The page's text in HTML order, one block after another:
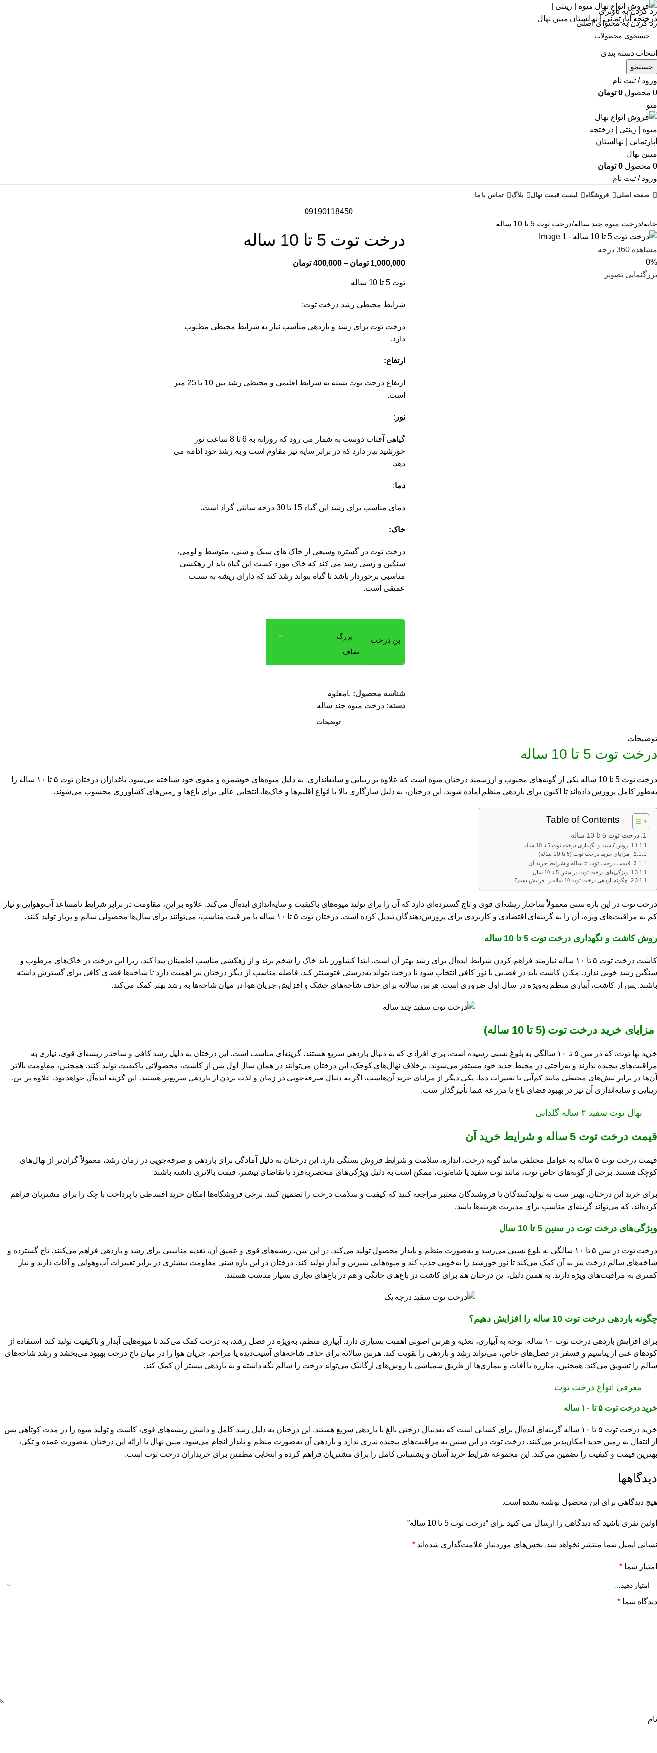
رد کردن به ناوبری
رد کردن به محتوای اصلی
انتخاب دسته بندی
جستجو
ورود / ثبت نام
0 محصول 0 تومان
منو
0 محصول 0 تومان
ورود / ثبت نام
صفحه اصلی فروشگاه لیست قیمت نهال بلاگ تماس با ما
09190118450
خانه درخت میوه چند ساله درخت توت 5 تا 10 ساله
مشاهده 360 درجه
0%
بزرگنمایی تصویر
درخت توت 5 تا 10 ساله
1,000,000 تومان –
400,000 تومان
توت 5 تا 10 ساله
شرایط محیطی رشد درخت توت:
درخت توت برای رشد و باردهی مناسب نیاز به شرایط محیطی مطلوب
دارد.
ارتفاع:
ارتفاع درخت توت بسته به شرایط اقلیمی و محیطی رشد بین 10 تا 25 متر
است.
نور:
گیاهی آفتاب دوست به شمار می رود که روزانه به 6 تا 8 ساعت نور
خورشید نیاز دارد که در برابر سایه نیز مقاوم است و به رشد خود ادامه می
دهد.
دما:
دمای مناسب برای رشد این گیاه 15 تا 30 درجه سانتی گراد است.
خاک:
درخت توت در گستره وسیعی از خاک های سبک و شنی، متوسط و لومی،
سنگین و رسی رشد می کند که خاک مورد کشت این گیاه باید از زهکشی
مناسبی برخوردار باشد تا گیاه بتواند رشد کند که دارای ریشه به نسبت
عمیقی است.
بن درخت
صاف
شناسه محصول: نامعلوم
دسته: درخت میوه چند ساله
توضیحات
توضیحات
درخت توت 5 تا 10 ساله
درخت توت 5 تا 10 ساله یکی از گونه‌های محبوب و ارزشمند درختان میوه است که علاوه بر زیبایی و سایه‌اندازی، به دلیل میوه‌های خوشمزه و مقوی خود شناخته می‌شود. باغداران درختان توت ۵ تا ۱۰ ساله را
به‌طور کامل پرورش داده‌اند تا اکنون برای باردهی منظم آماده شوند. این درختان، به دلیل سازگاری بالا با انواع اقلیم‌ها و خاک‌ها، انتخابی عالی برای باغ‌ها و زمین‌های کشاورزی محسوب می‌شوند.
Table of Contents
درخت توت 5 تا 10 ساله
روش کاشت و نگهداری درخت توت 5 تا 10 ساله
مزایای خرید درخت توت (5 تا 10 ساله)
قیمت درخت توت 5 ساله و شرایط خرید آن
ویژگی‌های درخت توت در سنین 5 تا 10 سال
چگونه باردهی درخت توت 10 ساله را افزایش دهیم؟
درخت توت در این بازه سنی معمولاً ساختار ریشه‌ای قوی و تاج گسترده‌ای دارد که آن را برای تولید میوه‌های باکیفیت و سایه‌اندازی ایده‌آل می‌کند. علاوه بر این، مقاومت در برابر شرایط نامساعد آب‌وهوایی و نیاز
کم به مراقبت‌های ویژه، آن را به گزینه‌ای اقتصادی و کاربردی برای پرورش‌دهندگان تبدیل کرده است. درختان توت ۵ تا ۱۰ ساله با مراقبت مناسب، می‌توانند برای سال‌ها محصولی سالم و پربار تولید کنند.
روش کاشت و نگهداری درخت توت 5 تا 10 ساله
کاشت درخت توت ۵ تا ۱۰ ساله نیازمند فراهم کردن شرایط ایده‌آل برای رشد بهتر آن است. ابتدا کشاورز باید خاک را شخم بزند و از زهکشی مناسب اطمینان پیدا کند، زیرا این درخت در خاک‌های مرطوب و
سنگین رشد خوبی ندارد. مکان کاشت باید در فضایی با نور کافی انتخاب شود تا درخت بتواند به‌درستی فتوسنتز کند. فاصله مناسب از دیگر درختان نیز اهمیت دارد تا شاخه‌ها فضای کافی برای گسترش داشته
باشند. پس از کاشت، آبیاری منظم به‌ویژه در سال اول ضروری است. هرس سالانه برای حذف شاخه‌های خشک و افزایش جریان هوا در میان شاخه‌ها به رشد بهتر کمک می‌کند.
مزایای خرید درخت توت (5 تا 10 ساله)
خرید نها توت، که در سن ۵ تا ۱۰ سالگی به بلوغ نسبی رسیده است، برای افرادی که به دنبال باردهی سریع هستند، گزینه‌ای مناسب است. این درختان به دلیل رشد کافی و ساختار ریشه‌ای قوی، نیازی به
مراقبت‌های پیچیده ندارند و به‌راحتی در محیط جدید خود مستقر می‌شوند. برخلاف نهال‌های کوچک، این درختان می‌توانند در همان سال اول پس از کاشت، محصولاتی باکیفیت تولید کنند. همچنین، مقاومت بالاتر
آن‌ها در برابر تنش‌های محیطی مانند کم‌آبی یا تغییرات دما، یکی دیگر از مزایای خرید آن‌هاست. اگر به دنبال صرفه‌جویی در زمان و لذت بردن از باردهی سریع‌تر هستید، این گزینه ایده‌آل خواهد بود. علاوه بر این،
زیبایی و سایه‌اندازی آن نیز در بهبود فضای باغ یا مزرعه شما تأثیرگذار است.
نهال توت سفید ۲ ساله گلدانی
قیمت درخت توت 5 ساله و شرایط خرید آن
قیمت درخت توت ۵ ساله به عوامل مختلفی مانند گونه درخت، اندازه، سلامت و شرایط فروش بستگی دارد. این درختان به دلیل آمادگی برای باردهی و صرفه‌جویی در زمان رشد، معمولاً گران‌تر از نهال‌های
کوچک هستند. برخی از گونه‌های خاص توت، مانند توت سفید یا شاه‌توت، ممکن است به دلیل ویژگی‌های منحصر‌به‌فرد یا تقاضای بیشتر، قیمت بالاتری داشته باشند.
برای خرید این درختان، بهتر است به تولیدکنندگان یا فروشندگان معتبر مراجعه کنید که کیفیت و سلامت درخت را تضمین کنند. برخی فروشگاه‌ها امکان خرید اقساطی یا پرداخت با چک را برای مشتریان فراهم
کرده‌اند، که می‌تواند گزینه‌ای مناسب برای مدیریت هزینه‌ها باشد.
ویژگی‌های درخت توت در سنین 5 تا 10 سال
درخت توت در سن ۵ تا ۱۰ سالگی به بلوغ نسبی می‌رسد و به‌صورت منظم و پایدار محصول تولید می‌کند. در این سن، ریشه‌های قوی و عمیق آن، تغذیه مناسبی برای رشد و باردهی فراهم می‌کنند. تاج گسترده و
شاخه‌های سالم درخت نیز به آن کمک می‌کند تا نور خورشید را به‌خوبی جذب کند و میوه‌هایی شیرین و آبدار تولید کند. درختان در این بازه سنی مقاومت بیشتری در برابر تغییرات آب‌وهوایی و آفات دارند و نیاز
کمتری به مراقبت‌های ویژه دارند. به همین دلیل، این درختان هم برای کاشت در باغ‌های خانگی و هم در باغ‌های تجاری بسیار مناسب هستند.
چگونه باردهی درخت توت 10 ساله را افزایش دهیم؟
برای افزایش باردهی درخت توت ۱۰ ساله، توجه به آبیاری، تغذیه و هرس اصولی اهمیت بسیاری دارد. آبیاری منظم، به‌ویژه در فصل رشد، به درخت کمک می‌کند تا میوه‌هایی آبدار و باکیفیت تولید کند. استفاده از
کودهای غنی از پتاسیم و فسفر در فصل‌های خاص، می‌تواند رشد و باردهی را تقویت کند. هرس سالانه برای حذف شاخه‌های آسیب‌دیده یا مزاحم، جریان هوا را در میان تاج درخت بهبود می‌بخشد و رشد شاخه‌های
سالم را تشویق می‌کند. همچنین، مبارزه با آفات و بیماری‌ها از طریق سمپاشی یا روش‌های ارگانیک می‌تواند درخت را سالم نگه داشته و به باردهی بیشتر آن کمک کند.
معرفی انواع درخت توت
خرید درخت توت ۵ تا ۱۰ ساله
خرید درخت توت ۵ تا ۱۰ ساله گزینه‌ای ایده‌آل برای کسانی است که به‌دنبال درختی بالغ با باردهی سریع هستند. این درختان به دلیل رشد کامل و داشتن ریشه‌های قوی، کاشت و تولید میوه را در مدت کوتاهی پس
از انتقال به زمین جدید امکان‌پذیر می‌کنند. درخت توت در این سنین به مراقبت‌های پیچیده نیازی ندارد و باردهی آن به‌صورت منظم و پایدار انجام می‌شود. مبین نهال با ارائه این درختان به‌صورت عمده و تکی،
بهترین قیمت و کیفیت را تضمین می‌کند. این مجموعه شرایط خرید آسان و پشتیبانی کامل را برای مشتریان فراهم کرده و انتخابی مطمئن برای خریداران درخت توت است.
دیدگاهها
هیچ دیدگاهی برای این محصول نوشته نشده است.
اولین نفری باشید که دیدگاهی را ارسال می کنید برای “درخت توت 5 تا 10 ساله”
نشانی ایمیل شما منتشر نخواهد شد. بخش‌های موردنیاز علامت‌گذاری شده‌اند *
امتیاز شما *
دیدگاه شما *
نام